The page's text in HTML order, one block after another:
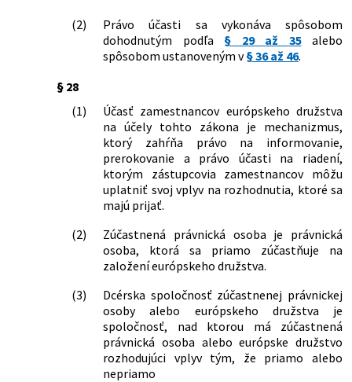
(2)
Právo účasti sa vykonáva spôsobom
dohodnutým podľa § 29 až 35alebo
spôsobom ustanoveným v§ 36 až 46.
§ 28
(1)
Účasť zamestnancov európskeho družstva
na účely tohto zákona je mechanizmus,
ktorý zahŕňa právo na informovanie,
prerokovanie a právo účasti na riadení,
ktorým zástupcovia zamestnancov môžu
uplatniť svoj vplyv na rozhodnutia, ktoré sa
majú prijať.
(2)
Zúčastnená právnická osoba je právnická
osoba, ktorá sa priamo zúčastňuje na
založení európskeho družstva.
(3)
Dcérska spoločnosť zúčastnenej právnickej
osoby alebo európskeho družstva je
spoločnosť, nad ktorou má zúčastnená
právnická osoba alebo európske družstvo
rozhodujúci vplyv tým, že priamo alebo
nepriamo